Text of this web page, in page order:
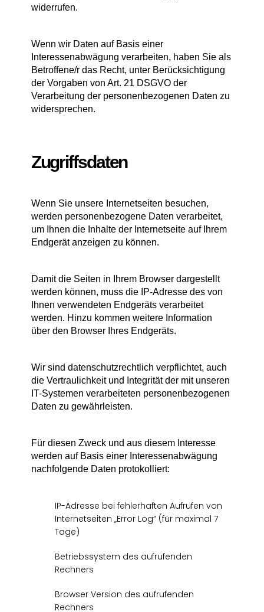
widerrufen.
Wenn wir Daten auf Basis einer
Interessenabwägung verarbeiten, haben Sie als
Betroffene/r das Recht, unter Berücksichtigung
der Vorgaben von Art. 21 DSGVO der
Verarbeitung der personenbezogenen Daten zu
widersprechen.
Zugriffsdaten
Wenn Sie unsere Internetseiten besuchen,
werden personenbezogene Daten verarbeitet,
um Ihnen die Inhalte der Internetseite auf Ihrem
Endgerät anzeigen zu können.
Damit die Seiten in Ihrem Browser dargestellt
werden können, muss die IP-Adresse des von
Ihnen verwendeten Endgeräts verarbeitet
werden. Hinzu kommen weitere Information
über den Browser Ihres Endgeräts.
Wir sind datenschutzrechtlich verpflichtet, auch
die Vertraulichkeit und Integrität der mit unseren
IT-Systemen verarbeiteten personenbezogenen
Daten zu gewährleisten.
Für diesen Zweck und aus diesem Interesse
werden auf Basis einer Interessenabwägung
nachfolgende Daten protokolliert:
IP-Adresse bei fehlerhaften Aufrufen von
Internetseiten „Error Log“ (für maximal 7
Tage)
Betriebssystem des aufrufenden
Rechners
Browser Version des aufrufenden
Rechners